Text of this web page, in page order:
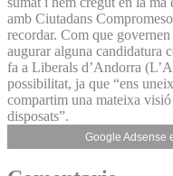
amb Ciutadans
recordar. Com que
augurar alguna candidatura
fa a Liberals d’Andorra
possibilitat, ja que “ens
compartim una mateixa
disposats”.
Google Adsense